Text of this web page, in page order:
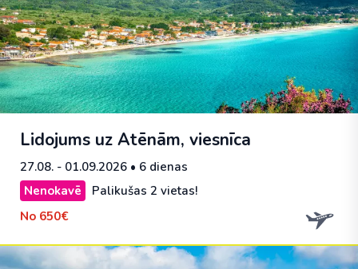
Lidojums uz Atēnām, viesnīca
27.08. - 01.09.2026 • 6 dienas
Nenokavē
Palikušas 2 vietas!
No 650€